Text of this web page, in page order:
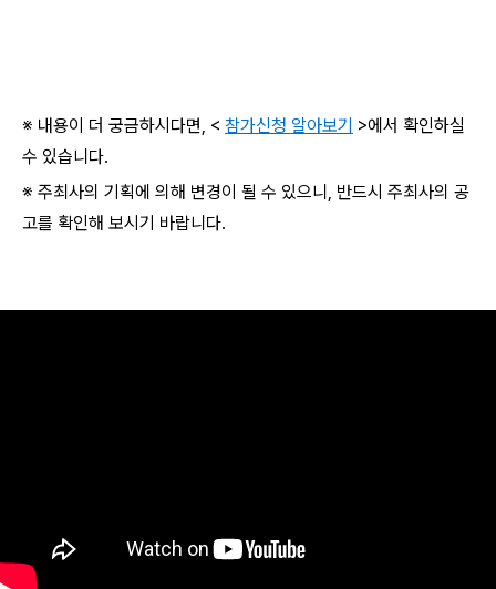
※ 내용이 더 궁금하시다면, < 참가신청 알아보기 >에서 확인하실
수 있습니다.
※ 주최사의 기획에 의해 변경이 될 수 있으니, 반드시 주최사의 공
고를 확인해 보시기 바랍니다.